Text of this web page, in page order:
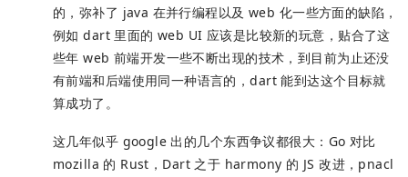
的，弥补了 java 在并行编程以及 web 化一些方面的缺陷，
例如 dart 里面的 web UI 应该是比较新的玩意，贴合了这
些年 web 前端开发一些不断出现的技术，到目前为止还没
有前端和后端使用同一种语言的，dart 能到达这个目标就
算成功了。
这几年似乎 google 出的几个东西争议都很大：Go 对比
mozilla 的 Rust，Dart 之于 harmony 的 JS 改进，pnacl